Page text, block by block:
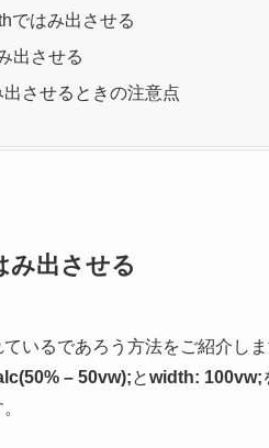
ではみ出させる
出させる
させるときの注意点
出させる
いるであろう方法をご紹介しま
– 50vw);とwidth: 100vw;